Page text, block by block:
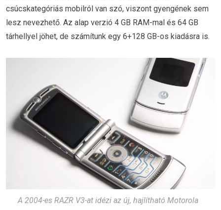
csúcskategóriás mobilról van szó, viszont gyengének sem
lesz nevezhető. Az alap verzió 4 GB RAM-mal és 64 GB
tárhellyel jöhet, de számítunk egy 6+128 GB-os kiadásra is.
A 2004-es RAZR V3-at idézi az új, hajlítható Motorola